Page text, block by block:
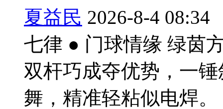
夏益民 2026-8-4 08:34
七律 ● 门球情缘 绿茵
双杆巧成夺优势，一
舞，精准轻粘似电焊